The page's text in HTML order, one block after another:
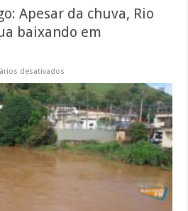
Apesar da chuva, Rio
baixando em
desativados
de
domingo:
Apesar
da
chuva,
Carangola
continua
baixando
Natividade